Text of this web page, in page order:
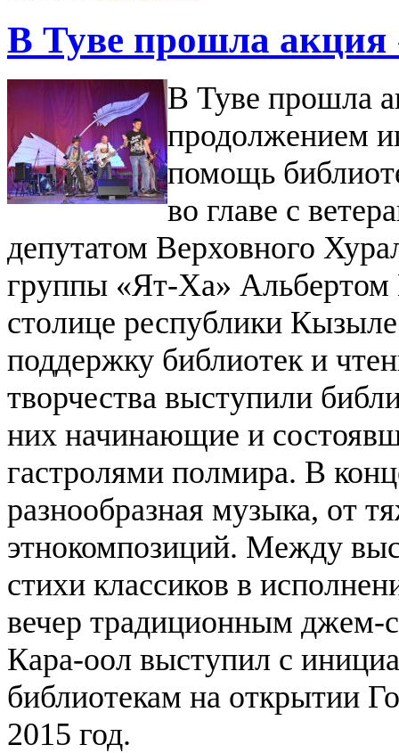
В Туве прошла акция
В Туве прошла
продолжением
помощь
во главе с
депутатом Верховного
группы «Ят-Ха» Альбертом
столице республики
поддержку библиотек и
творчества выступили
них начинающие и
гастролями полмира. В
разнообразная музыка, от
этнокомпозиций. Между
стихи классиков в
вечер традиционным
Кара-оол выступил с
библиотекам на открытии
2015 год.